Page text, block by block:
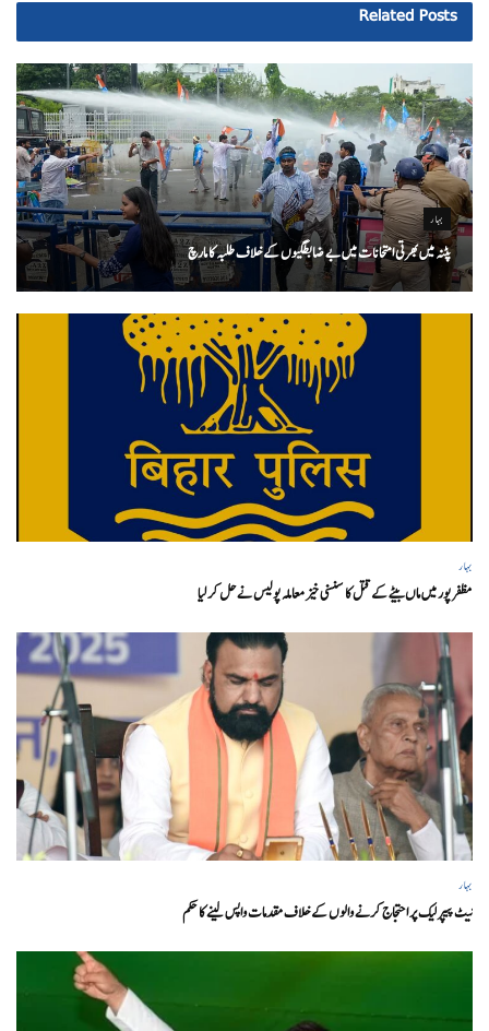
Related Posts
بہار
پٹنہ میں بھرتی امتحانات میں بے ضابطگیوں کے خلاف طلبہ کا مارچ
بہار
مظفر پور میں ماں بیٹے کے قتل کا سنسنی خیز معاملہ پولیس نے حل کر لیا
بہار
نیٹ پیپر لیک پر احتجاج کرنے والوں کے خلاف مقدمات واپس لینے کا حکم